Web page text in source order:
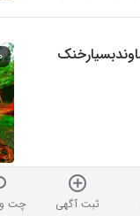
ثبت آگهی چت